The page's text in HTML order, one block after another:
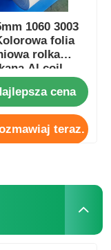
1060 3003
folia
rolka
Al coil
cena
teraz.